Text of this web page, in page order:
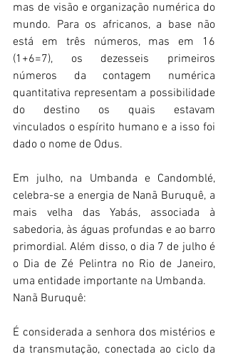
mas de visão e organização numérica do
mundo. Para os africanos, a base não
está em três números, mas em 16
(1+6=7), os dezesseis primeiros
números da contagem numérica
quantitativa representam a possibilidade
do destino os quais estavam
vinculados o espírito humano e a isso foi
dado o nome de Odus.
Em julho, na Umbanda e Candomblé,
celebra-se a energia de Nanã Buruquê, a
mais velha das Yabás, associada à
sabedoria, às águas profundas e ao barro
primordial. Além disso, o dia 7 de julho é
o Dia de Zé Pelintra no Rio de Janeiro,
uma entidade importante na Umbanda.
Nanã Buruquê:
É considerada a senhora dos mistérios e
da transmutação, conectada ao ciclo da